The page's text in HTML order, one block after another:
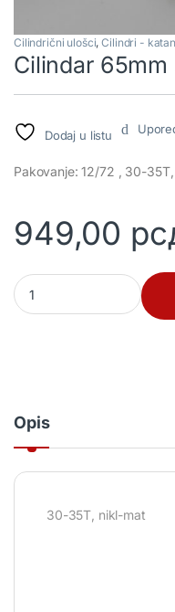
Cilindrični ulošci,Cilindri -
Cilindar
Dodaj u listu
Pakovanje: 12/72 , 30-
949,00
Cilindar 65mm sa
Opis
30-35T, nikl-mat